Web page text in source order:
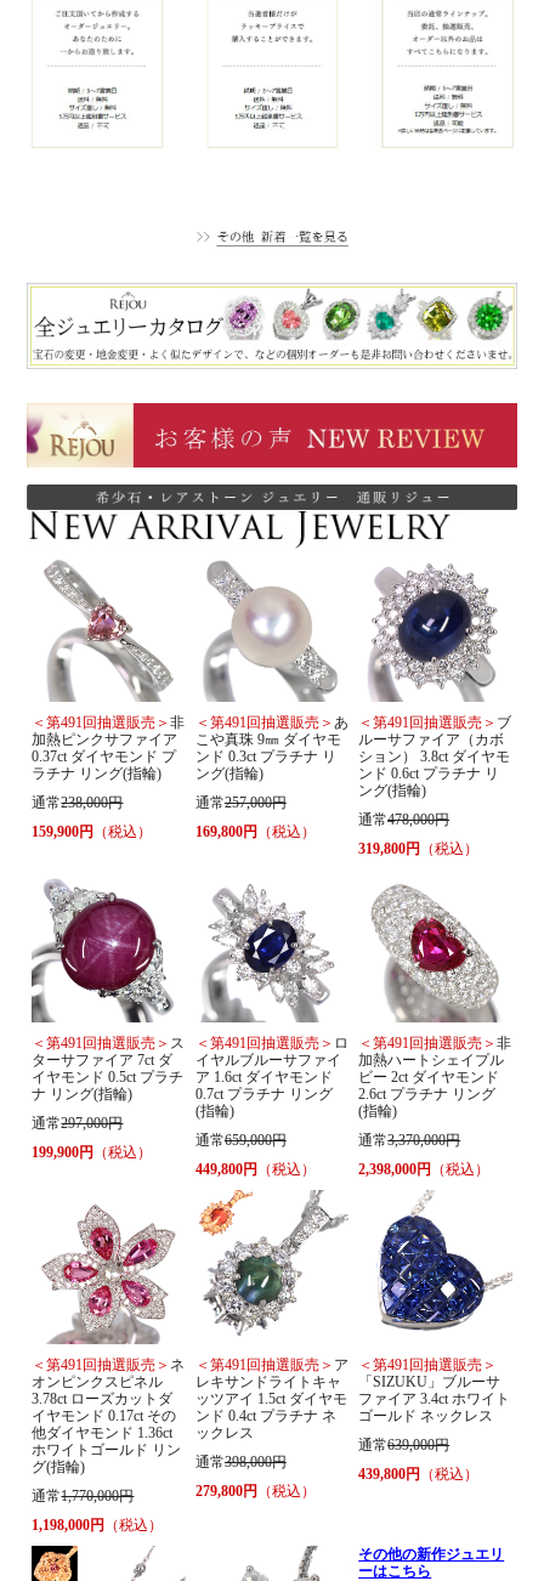
＜第491回抽選販売＞非
加熱ピンクサファイア
0.37ct ダイヤモンド プ
ラチナ リング(指輪)
通常238,000円
159,900円
（税込）
＜第491回抽選販売＞ あ
こや真珠 9㎜ ダイヤモ
ンド 0.3ct プラチナ リ
ング(指輪)
通常257,000円
169,800円
（税込）
＜第491回抽選販売＞ ブ
ルーサファイア（カボ
ション） 3.8ct ダイヤモ
ンド 0.6ct プラチナ リ
ング(指輪)
通常478,000円
319,800円
（税込）
＜第491回抽選販売＞ ス
ターサファイア 7ct ダ
イヤモンド 0.5ct プラチ
ナ リング(指輪)
通常297,000円
199,900円
（税込）
＜第491回抽選販売＞ ロ
イヤルブルーサファイ
ア 1.6ct ダイヤモンド
0.7ct プラチナ リング
(指輪)
通常659,000円
449,800円
（税込）
＜第491回抽選販売＞非
加熱ハートシェイプル
ビー 2ct ダイヤモンド
2.6ct プラチナ リング
(指輪)
通常3,370,000円
2,398,000円
（税込）
＜第491回抽選販売＞ ネ
オンピンクスピネル
3.78ct ローズカットダ
イヤモンド 0.17ct その
他ダイヤモンド 1.36ct
ホワイトゴールド リン
グ(指輪)
通常1,770,000円
1,198,000円 （税込）
＜第491回抽選販売＞ ア
レキサンドライトキャ
ッツアイ 1.5ct ダイヤモ
ンド 0.4ct プラチナ ネ
ックレス
通常398,000円
279,800円 （税込）
＜第491回抽選販売＞
「SIZUKU」ブルーサ
ファイア 3.4ct ホワイト
ゴールド ネックレス
通常639,000円
439,800円 （税込）
その他の新作ジュエリ
ーはこちら